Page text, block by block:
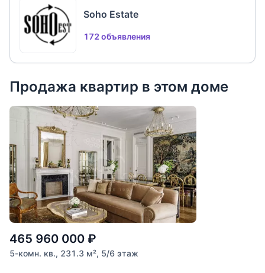
Soho Estate
172 объявления
Продажа квартир в этом доме
465 960 000 ₽
5-комн. кв., 231.3 м², 5/6 этаж